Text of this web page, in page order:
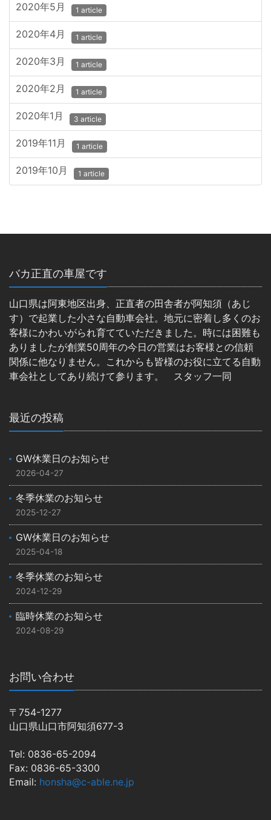
2020年5月 1 article
2020年4月 1 article
2020年3月 1 article
2020年2月 1 article
2020年1月 3 article
2019年11月 1 article
2019年10月 1 article
バカ正直の車屋です
山口県は阿東地区出身、正直者の田舎者が阿知須（あじ
す）で起業した小さな自動車会社。地元に密着し多くのお
客様にかわいがられ育てていただきました。時には困難も
ありましたが創業50周年の今日の営業はお客様との信頼
関係に他なりません。これからも皆様のお役に立てる自動
車会社としてあり続けて参ります。 スタッフ一同
最近の投稿
GW休業日のお知らせ
2026-04-27
冬季休業のお知らせ
2025-12-27
GW休業日のお知らせ
2025-04-18
冬季休業のお知らせ
2024-12-29
臨時休業のお知らせ
2024-08-29
お問い合わせ
〒754-1277
山口県山口市阿知須677-3
Tel: 0836-65-2094
Fax: 0836-65-3300
Email: honsha@c-able.ne.jp